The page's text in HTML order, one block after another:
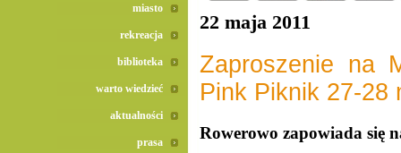
22 maja 2011
Zaproszenie na
Pink Piknik 27-28
Rowerowo zapowiada się
miasto
rekreacja
biblioteka
warto wiedzieć
aktualności
prasa